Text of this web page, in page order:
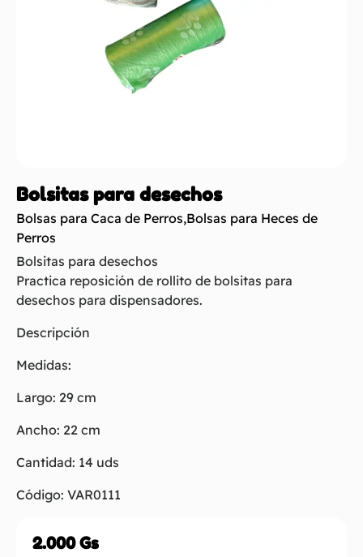
Bolsitas para desechos
Bolsas para Caca de Perros,Bolsas para Heces de
Perros
Bolsitas para desechos
Practica reposición de rollito de bolsitas para
desechos para dispensadores.
Descripción
Medidas:
Largo: 29 cm
Ancho: 22 cm
Cantidad: 14 uds
Código: VAR0111
2.000Gs